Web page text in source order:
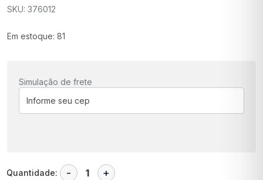
SKU: 376012
Em estoque: 81
Simulação de frete
Quantidade: